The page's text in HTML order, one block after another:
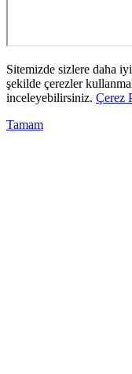
Sitemizde sizlere daha
şekilde çerezler
inceleyebilirsiniz. Çerez
Tamam